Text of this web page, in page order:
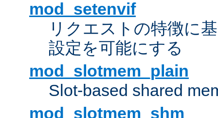
mod_setenvif
リクエストの特徴に
設定を可能にする
mod_slotmem_plain
Slot-based shared
mod_slotmem_shm